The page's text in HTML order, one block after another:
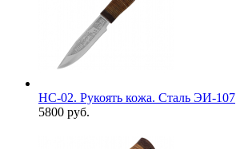
НС-02. Рукоять кожа. Сталь ЭИ-107
5800 руб.